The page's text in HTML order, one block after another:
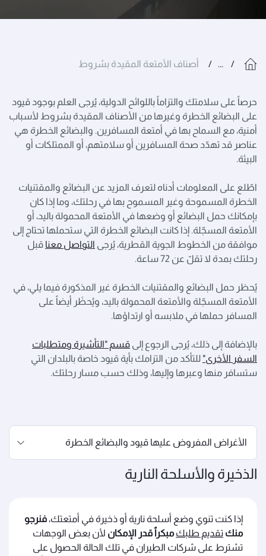
... أصناف الأمتعة المقيدة بشروط
حرصاً على سلامتك والتزاماً باللوائح الدولية، يُرجى العلم بوجود قيود
على البضائع الخطرة وغيرها من الأصناف المقيدة بشروط لأسباب
أمنية، مع السماح بها في أمتعة المسافرين. والبضائع الخطرة هي
عناصر قد تهدّد صحة المسافرين أو سلامتهم، أو الممتلكات أو
البيئة.
اطّلع على المعلومات أدناه لتعرف المزيد عن البضائع والمقتنيات
الخطرة المسموحة وغير المسموح بها في رحلتك، وما إذا كان
بإمكانك حمل البضائع أو وضعها في الأمتعة المحمولة باليد، أو
الأمتعة المسجّلة. إذا كانت البضائع الخطرة التي ستحملها تحتاج إلى
موافقة من الخطوط الجوية القطرية، يُرجى التواصل معنا قبل
رحلتك بمدة لا تقلّ عن 72 ساعة.
يُحظر حمل البضائع والمقتنيات الخطرة غير المذكورة فيما يلي، في
الأمتعة المسجّلة والأمتعة المحمولة باليد، ويُحظَر أيضاً على
المسافر حملها في ملابسه أو ارتداؤها.
بالإضافة إلى ذلك، يُرجى الرجوع إلى قسم "التأشيرة ومتطلبات
السفر الأخرى" للتأكد من التزامك بأية قيود خاصة بالبلدان التي
ستسافر منها وعبرها وإليها، وذلك حسب مسار رحلتك.
الذخيرة والأسلحة النارية
إذا كنت تنوي وضع أسلحة نارية أو ذخيرة في أمتعتك،فنرجو
منك تقديم طلبكمبكراً قدر الإمكان لأن بعض الوجهات
تشترط على شركات الطيران في تلك الحالة الحصول على